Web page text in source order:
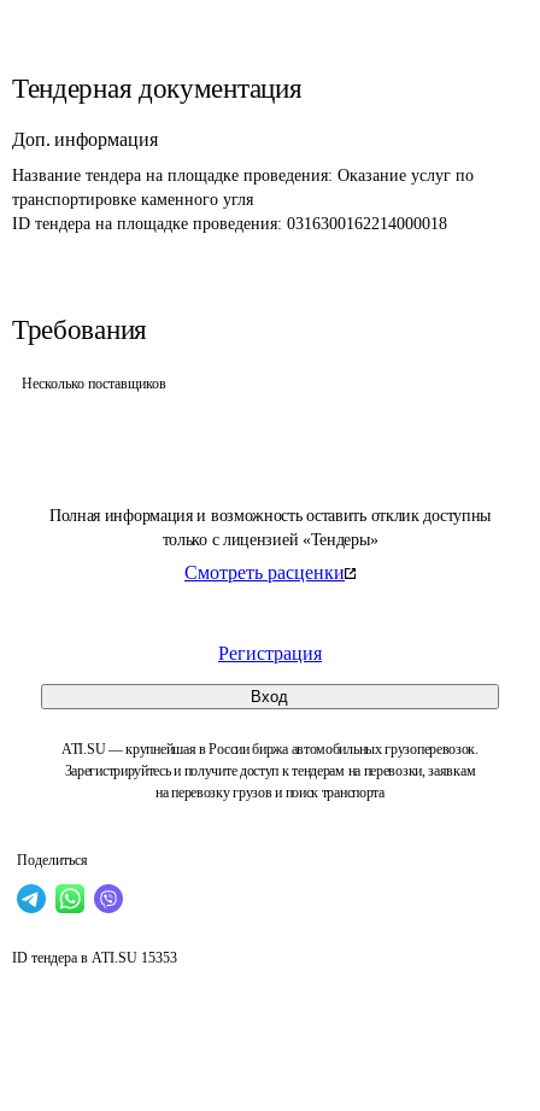
Полная информация и возможность оставить отклик доступны
только с лицензией «Тендеры»
Смотреть расценки
Регистрация
Вход
ATI.SU — крупнейшая в России биржа автомобильных грузоперевозок.
Зарегистрируйтесь и получите доступ к тендерам на перевозки, заявкам
на перевозку грузов и поиск транспорта
Поделиться
Тендерная документация
Доп. информация
Название тендера на площадке проведения: Оказание услуг по
транспортировке каменного угля
ID тендера на площадке проведения: 0316300162214000018
Требования
Несколько поставщиков
ID тендера в ATI.SU 15353